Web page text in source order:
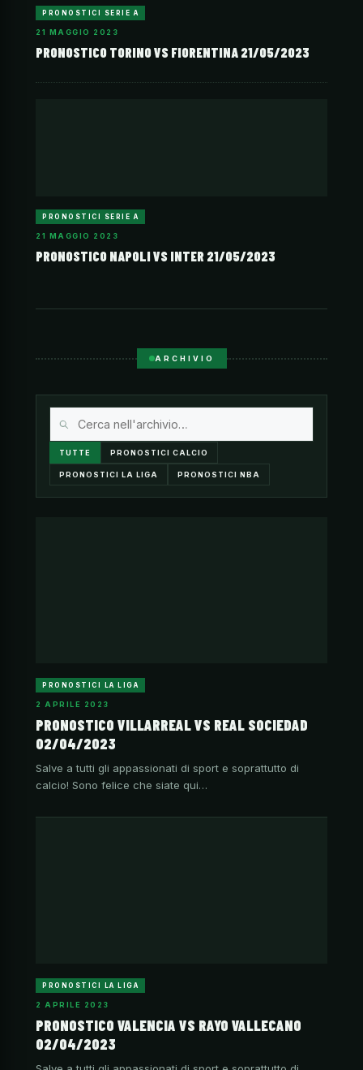
PRONOSTICI SERIE A
21 MAGGIO 2023
PRONOSTICO TORINO VS FIORENTINA 21/05/2023
PRONOSTICI SERIE A
21 MAGGIO 2023
PRONOSTICO NAPOLI VS INTER 21/05/2023
ARCHIVIO
TUTTE PRONOSTICI CALCIO
PRONOSTICI LA LIGA PRONOSTICI NBA
PRONOSTICI LA LIGA
2 APRILE 2023
PRONOSTICO VILLARREAL VS REAL SOCIEDAD
02/04/2023
Salve a tutti gli appassionati di sport e soprattutto di
calcio! Sono felice che siate qui…
PRONOSTICI LA LIGA
2 APRILE 2023
PRONOSTICO VALENCIA VS RAYO VALLECANO
02/04/2023